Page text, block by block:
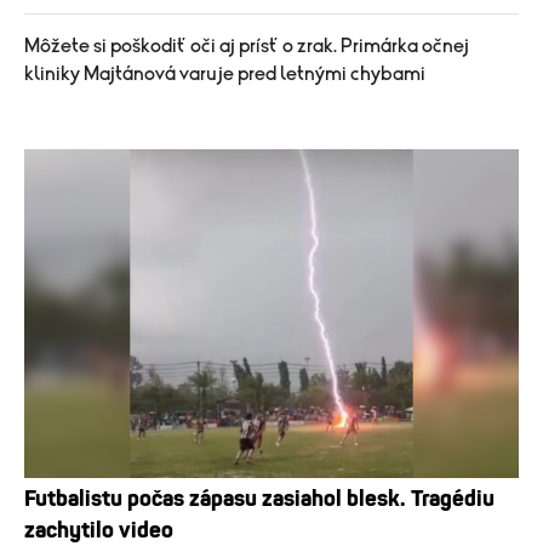
Môžete si poškodiť oči aj prísť o zrak. Primárka očnej
kliniky Majtánová varuje pred letnými chybami
Futbalistu počas zápasu zasiahol blesk. Tragédiu
zachytilo video